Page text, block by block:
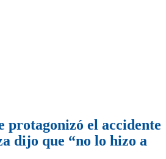
protagonizó el accidente
dijo que “no lo hizo a